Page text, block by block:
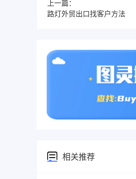
上一篇：
路灯外贸出口找客户方法
相关推荐